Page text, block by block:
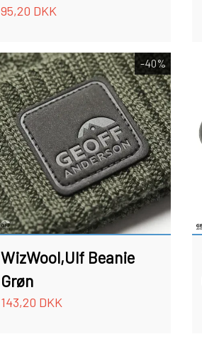
95,20 DKK
-40%
WizWool,Ulf Beanie
Grøn
143,20 DKK